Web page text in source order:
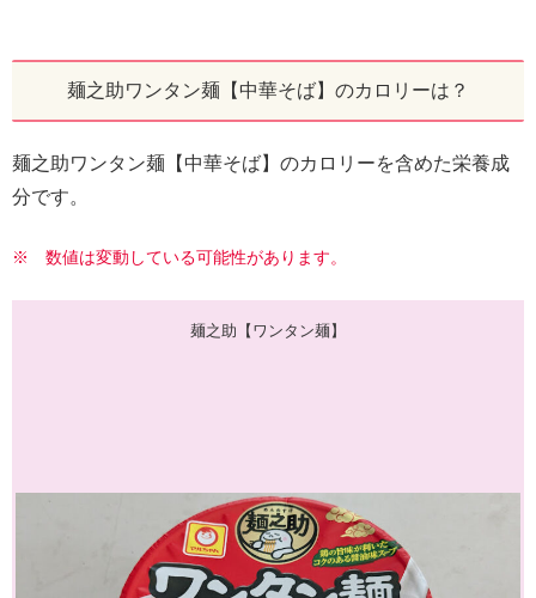
麺之助ワンタン麺【中華そば】のカロリーは？
麺之助ワンタン麺【中華そば】のカロリーを含めた栄養成
分です。
※ 数値は変動している可能性があります。
麺之助【ワンタン麺】